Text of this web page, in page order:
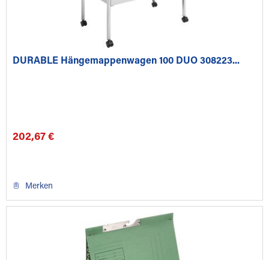
DURABLE Hängemappenwagen 100 DUO 308223...
202,67 €
Merken